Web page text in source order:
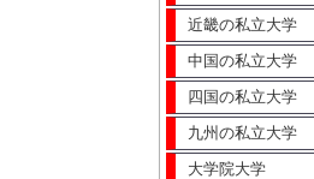
近畿の私立大学
中国の私立大学
四国の私立大学
九州の私立大学
大学院大学